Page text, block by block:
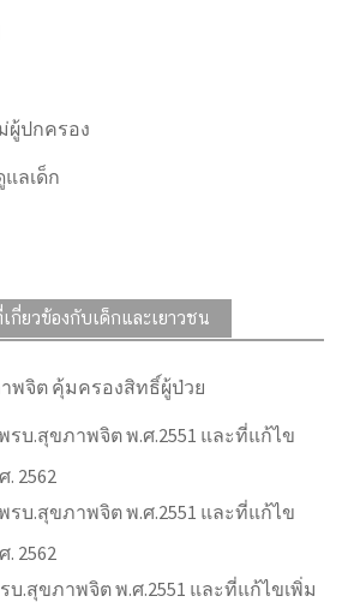
ผู้ปกครอง
แลเด็ก
กี่ยวข้องกับเด็กและเยาวชน
พจิต คุ้มครองสิทธิ์ผู้ป่วย
บ.สุขภาพจิต พ.ศ.2551 และที่แก้ไข
2562
บ.สุขภาพจิต พ.ศ.2551 และที่แก้ไข
2562
.สุขภาพจิต พ.ศ.2551 และที่แก้ไขเพิ่ม